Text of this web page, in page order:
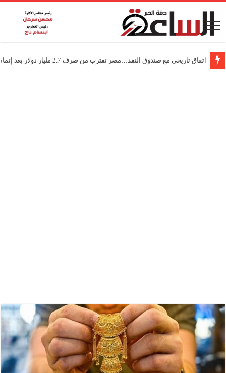
اتفاق تاريخي مع صندوق النقد…مصر تقترب من صرف 2.7 مليار دولار بعد إتمام المراجعتين